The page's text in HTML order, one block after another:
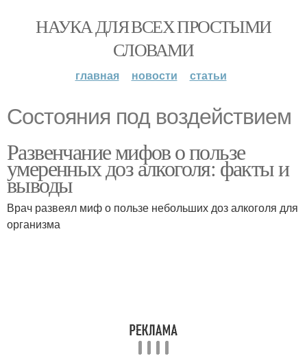
НАУКА ДЛЯ ВСЕХ ПРОСТЫМИ
СЛОВАМИ
главная новости статьи
Состояния под воздействием
Развенчание мифов о пользе
умеренных доз алкоголя: факты и
выводы
Врач развеял миф о пользе небольших доз алкоголя для
организма